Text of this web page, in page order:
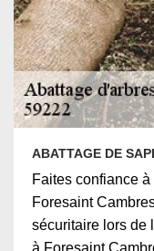
ABATTAGE DE
Faites confiance
Foresaint
sécuritaire lors de
à Foresaint